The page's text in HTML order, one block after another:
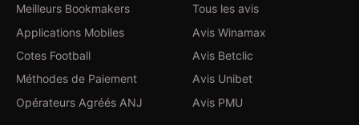
Meilleurs Bookmakers
Applications Mobiles
Cotes Football
Méthodes de Paiement
Opérateurs Agréés ANJ
Tous les avis
Avis Winamax
Avis Betclic
Avis Unibet
Avis PMU